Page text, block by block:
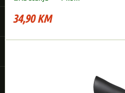
34,90 KM